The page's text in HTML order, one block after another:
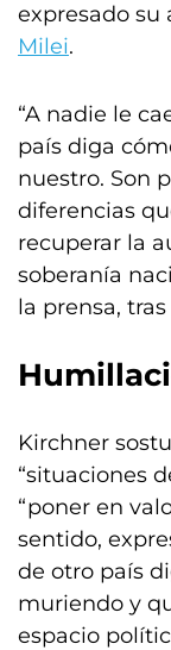
expresado su
Milei.
“A nadie le
país diga
nuestro. Son
diferencias
recuperar la
soberanía
la prensa,
Kirchner
“situaciones
“poner en
sentido,
de otro país
muriendo y
espacio